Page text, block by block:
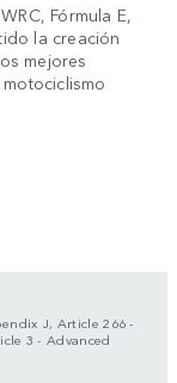
Fórmula E,
la creación
mejores
J, Article 266 -
3 - Advanced